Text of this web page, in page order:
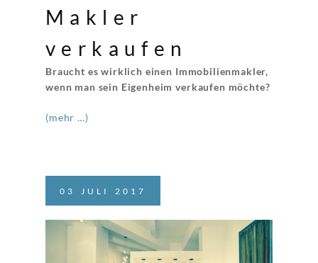
Makler
verkaufen
Braucht es wirklich einen Immobilienmakler,
wenn man sein Eigenheim verkaufen möchte?
(mehr …)
03 JULI 2017